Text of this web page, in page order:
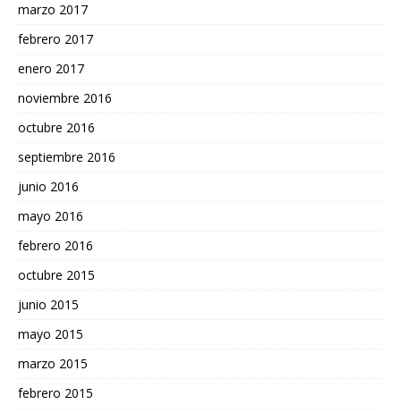
marzo 2017
febrero 2017
enero 2017
noviembre 2016
octubre 2016
septiembre 2016
junio 2016
mayo 2016
febrero 2016
octubre 2015
junio 2015
mayo 2015
marzo 2015
febrero 2015